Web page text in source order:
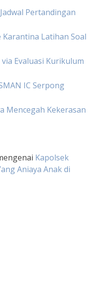
Pertandingan
Karantina Latihan Soal
Evaluasi Kurikulum
IC Serpong
Mencegah Kekerasan
Kapolsek
Aniaya Anak di